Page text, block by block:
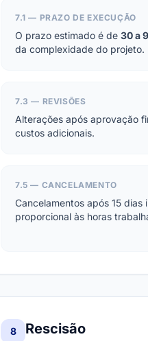
7.1 — PRAZO DE EXECUÇÃO
O prazo estimado é de 30 a
da complexidade do projeto.
7.3 — REVISÕES
Alterações após aprovação
custos adicionais.
7.5 — CANCELAMENTO
Cancelamentos após 15
proporcional às horas
8 Rescisão